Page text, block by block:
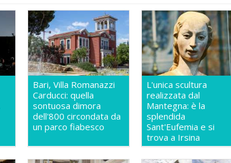
Bari, Villa Romanazzi
Carducci: quella
sontuosa dimora
dell'800 circondata da
un parco fiabesco
L'unica scultura
realizzata dal
Mantegna: è la
splendida
Sant'Eufemia e si
trova a Irsina